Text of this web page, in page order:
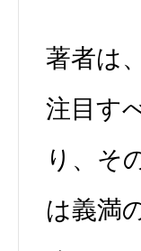
著者は、
注目す
り、そ
は義満